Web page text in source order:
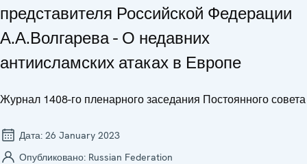
представителя Российской Федерации
А.А.Волгарева - О недавних
антиисламских атаках в Европе
Журнал 1408-го пленарного заседания Постоянного совета
Дата: 26 January 2023
Опубликовано: Russian Federation